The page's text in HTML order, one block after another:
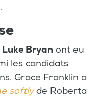
Luke Bryan ont eu
les candidats
Grace Franklin a
softlyde Roberta